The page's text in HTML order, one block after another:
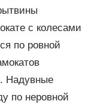
с колесами
по ровной
Надувные
по неровной